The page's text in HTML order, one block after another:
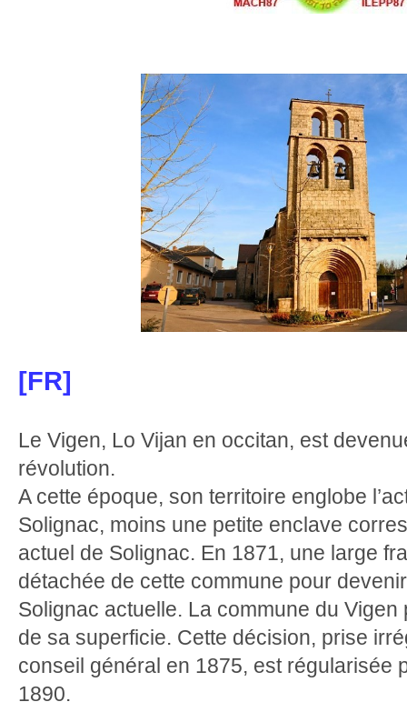
[FR]
Le Vigen, Lo Vijan en occitan, est
révolution.
A cette époque, son territoire englobe
Solignac, moins une petite enclave
actuel de Solignac. En 1871, une large
détachée de cette commune pour
Solignac actuelle. La commune du
de sa superficie. Cette décision, prise
conseil général en 1875, est régularisée
1890.